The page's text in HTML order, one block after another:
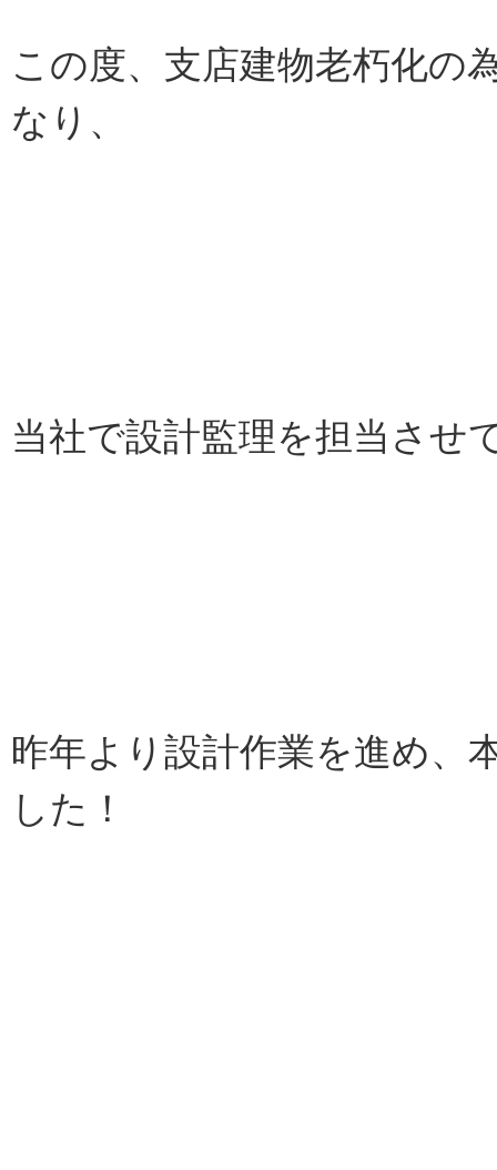
この度、支店建物老朽化の
なり、
当社で設計監理を担当させ
昨年より設計作業を進め、
した！